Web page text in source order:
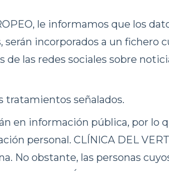
le informamos que los
serán incorporados a un fichero
de las redes sociales sobre
tratamientos señalados.
en información pública, por lo
personal. CLÍNICA DEL
No obstante, las personas